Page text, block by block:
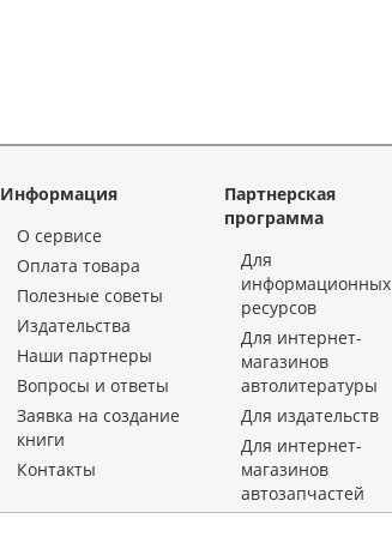
Информация
О сервисе
Оплата товара
Полезные советы
Издательства
Наши партнеры
Вопросы и ответы
Заявка на создание
книги
Контакты
Партнерская
программа
Для
информационных
ресурсов
Для интернет-
магазинов
автолитературы
Для издательств
Для интернет-
магазинов
автозапчастей